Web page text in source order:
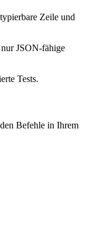
Zeile und
JSON-fähige
Tests.
Befehle in Ihrem